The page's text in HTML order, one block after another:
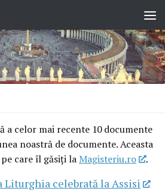
a celor mai recente 10 documente
noastră de documente. Aceasta
care îl găsiţi la Magisteriu.ro .
Liturghia celebrată la Assisi